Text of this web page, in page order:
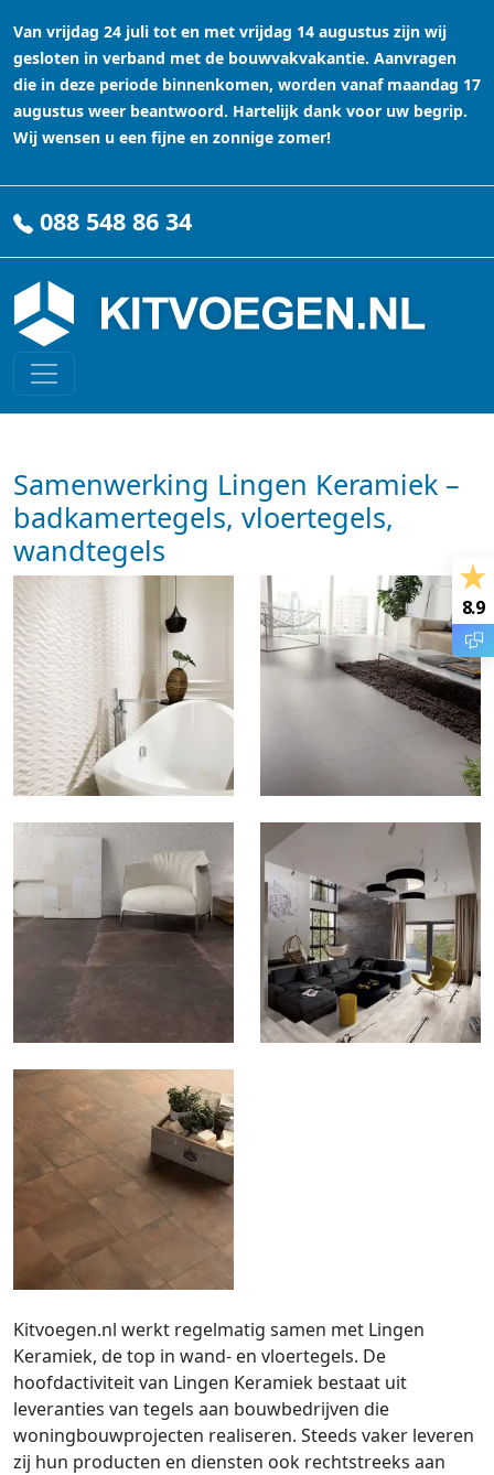
Van vrijdag 24 juli tot en met vrijdag 14 augustus zijn wij
gesloten in verband met de bouwvakvakantie. Aanvragen
die in deze periode binnenkomen, worden vanaf maandag 17
augustus weer beantwoord. Hartelijk dank voor uw begrip.
Wij wensen u een fijne en zonnige zomer!
088 548 86 34
Samenwerking Lingen Keramiek –
badkamertegels, vloertegels,
wandtegels
Kitvoegen.nl werkt regelmatig samen met Lingen
Keramiek, de top in wand- en vloertegels. De
hoofdactiviteit van Lingen Keramiek bestaat uit
leveranties van tegels aan bouwbedrijven die
woningbouwprojecten realiseren. Steeds vaker leveren
zij hun producten en diensten ook rechtstreeks aan
8.9